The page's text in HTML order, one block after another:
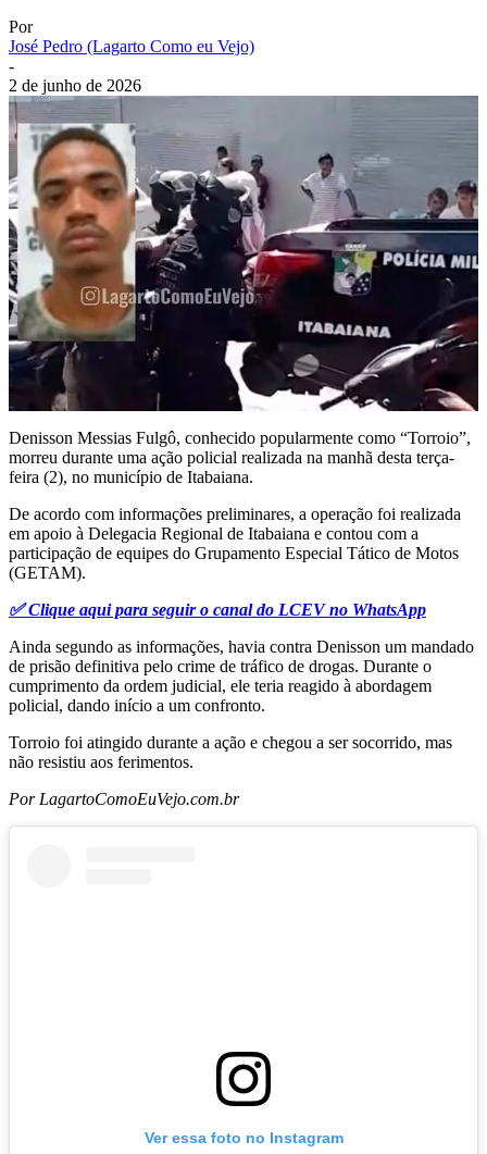
Por
José Pedro (Lagarto Como eu Vejo)
-
2 de junho de 2026
Denisson Messias Fulgô, conhecido popularmente como “Torroio”,
morreu durante uma ação policial realizada na manhã desta terça-
feira (2), no município de Itabaiana.
De acordo com informações preliminares, a operação foi realizada
em apoio à Delegacia Regional de Itabaiana e contou com a
participação de equipes do Grupamento Especial Tático de Motos
(GETAM).
✅ Clique aqui para seguir o canal do LCEV no WhatsApp
Ainda segundo as informações, havia contra Denisson um mandado
de prisão definitiva pelo crime de tráfico de drogas. Durante o
cumprimento da ordem judicial, ele teria reagido à abordagem
policial, dando início a um confronto.
Torroio foi atingido durante a ação e chegou a ser socorrido, mas
não resistiu aos ferimentos.
Por LagartoComoEuVejo.com.br
Ver essa foto no Instagram